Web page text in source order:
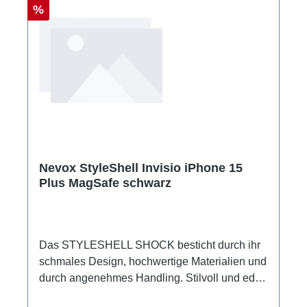
Rabatt
%
Nevox StyleShell Invisio iPhone 15
Plus MagSafe schwarz
Das STYLESHELL SHOCK besticht durch ihr
schmales Design, hochwertige Materialien und
durch angenehmes Handling. Stilvoll und edel